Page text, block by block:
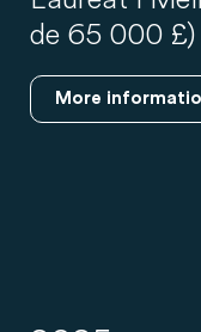
de 65 000 £)
More